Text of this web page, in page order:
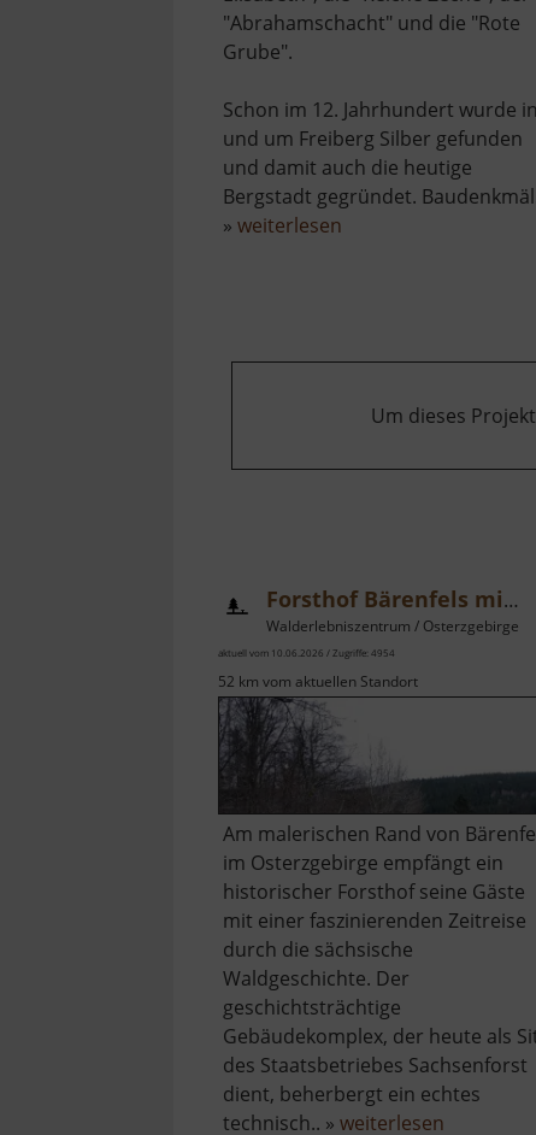
"Abrahamschacht" und die "Rote
Grube".
Schon im 12. Jahrhundert wurde in
und um Freiberg Silber gefunden
und damit auch die heutige
Bergstadt gegründet.
» weiterlesen
Um dieses
Forsthof Bärenfels mit Arboretum
Walderlebniszentrum / Osterzgebirge
aktuell vom 10.06.2026 / Zugriffe: 4954
52 km vom aktuellen Standort
Am malerischen Rand von
im Osterzgebirge empfängt ein
historischer Forsthof seine Gäste
mit einer faszinierenden Zeitreise
durch die sächsische
Waldgeschichte. Der
geschichtsträchtige
Gebäudekomplex, der heute als
des Staatsbetriebes Sachsenforst
dient, beherbergt ein echtes
technisch.. » weiterlesen